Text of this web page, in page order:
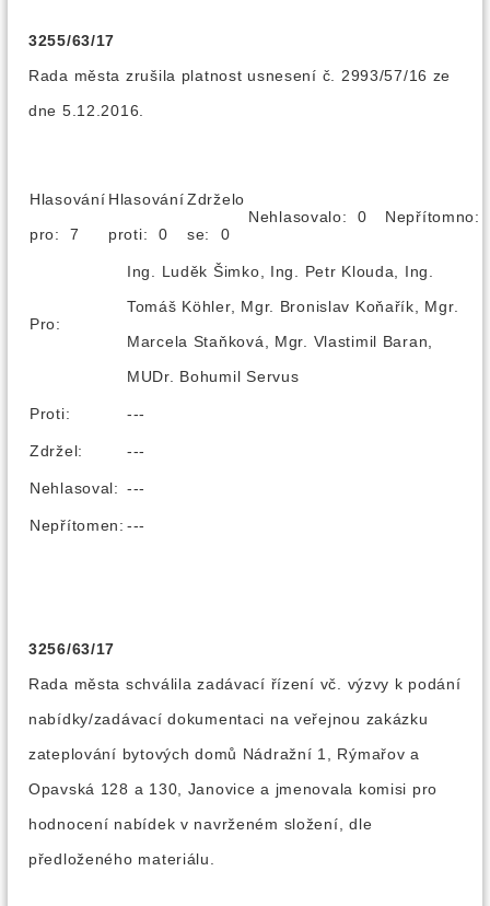
3255/63/17
Rada města zrušila platnost usnesení č. 2993/57/16 ze
dne 5.12.2016.
Hlasování
pro: 7
Hlasování
proti: 0
Zdrželo
se: 0
Nehlasovalo: 0
Pro:
Ing. Luděk Šimko, Ing. Petr Klouda, Ing.
Tomáš Köhler, Mgr. Bronislav Koňařík, Mgr.
Marcela Staňková, Mgr. Vlastimil Baran,
MUDr. Bohumil Servus
Proti: ---
Zdržel: ---
Nehlasoval: ---
Nepřítomen: ---
3256/63/17
Rada města schválila zadávací řízení vč. výzvy k podání
nabídky/zadávací dokumentaci na veřejnou zakázku
zateplování bytových domů Nádražní 1, Rýmařov a
Opavská 128 a 130, Janovice a jmenovala komisi pro
hodnocení nabídek v navrženém složení, dle
předloženého materiálu.